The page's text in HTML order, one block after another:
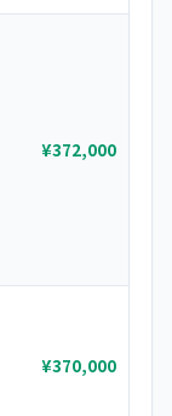
¥372,000
¥370,000